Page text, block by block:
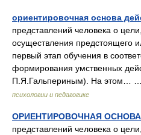
ориентировочная основа
представлений человека о
осуществления предстоящего
первый этап обучения в
формирования умственных
П.Я.Гальпериным). На этом…
психологии и педагогике
ОРИЕНТИРОВОЧНАЯ
представлений человека о